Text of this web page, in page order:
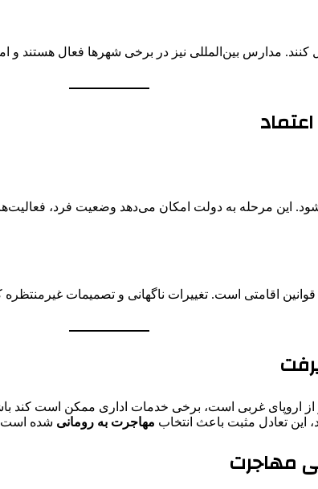
مدارس بین‌المللی نیز در برخی شهرها فعال هستند و
این مرحله به دولت امکان می‌دهد وضعیت فرد، فعالیت‌ها
اقامتی است. تغییرات ناگهانی و تصمیمات
اروپای غربی است، برخی خدمات اداری ممکن است کند
تعادل مثبت باعث انتخاب مهاجرت به رومانی شده
مهاجرت